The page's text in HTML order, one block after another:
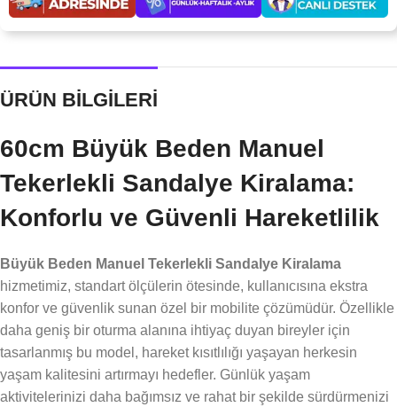
ÜRÜN BİLGİLERİ
60cm Büyük Beden Manuel
Tekerlekli Sandalye Kiralama:
Konforlu ve Güvenli Hareketlilik
Büyük Beden Manuel Tekerlekli Sandalye Kiralama
hizmetimiz, standart ölçülerin ötesinde, kullanıcısına ekstra
konfor ve güvenlik sunan özel bir mobilite çözümüdür. Özellikle
daha geniş bir oturma alanına ihtiyaç duyan bireyler için
tasarlanmış bu model, hareket kısıtlılığı yaşayan herkesin
yaşam kalitesini artırmayı hedefler. Günlük yaşam
aktivitelerinizi daha bağımsız ve rahat bir şekilde sürdürmenizi